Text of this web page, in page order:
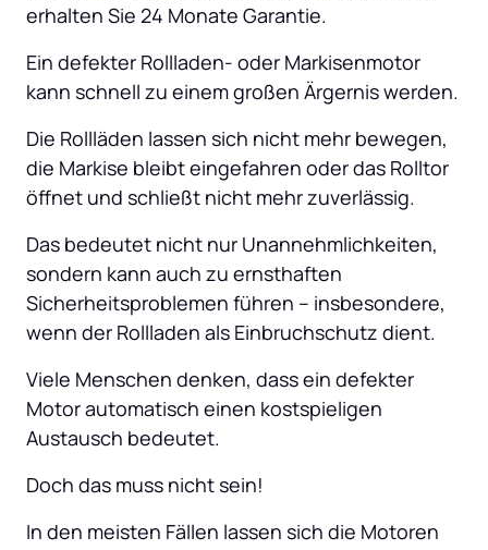
erhalten Sie 24 Monate Garantie.
Ein defekter Rollladen- oder Markisenmotor
Die Rollläden lassen sich nicht mehr bewegen,
die Markise bleibt eingefahren oder das Rolltor
öffnet und schließt nicht mehr zuverlässig.
Das bedeutet nicht nur Unannehmlichkeiten,
sondern kann auch zu ernsthaften
Sicherheitsproblemen führen – insbesondere,
wenn der Rollladen als Einbruchschutz dient.
Viele Menschen denken, dass ein defekter
Motor automatisch einen kostspieligen
Austausch bedeutet.
Doch das muss nicht sein!
In den meisten Fällen lassen sich die Motoren